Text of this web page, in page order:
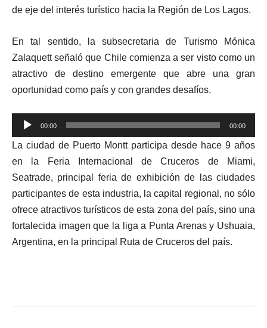
de eje del interés turístico hacia la Región de Los Lagos.
En tal sentido, la subsecretaria de Turismo Mónica
Zalaquett señaló que Chile comienza a ser visto como un
atractivo de destino emergente que abre una gran
oportunidad como país y con grandes desafíos.
Reproductor
de
audio
00:00 00:00
La ciudad de Puerto Montt participa desde hace 9 años
en la Feria Internacional de Cruceros de Miami,
Seatrade, principal feria de exhibición de las ciudades
participantes de esta industria, la capital regional, no sólo
ofrece atractivos turísticos de esta zona del país, sino una
fortalecida imagen que la liga a Punta Arenas y Ushuaia,
Argentina, en la principal Ruta de Cruceros del país.